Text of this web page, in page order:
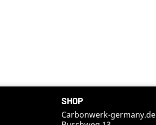
SHOP
Carbonwerk-germany.de